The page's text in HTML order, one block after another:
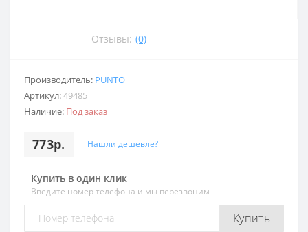
Отзывы: (0)
Производитель: PUNTO
Артикул:49485
Наличие: Под заказ
773р. Нашли дешевле?
Купить в один клик
Введите номер телефона и мы перезвоним
Купить